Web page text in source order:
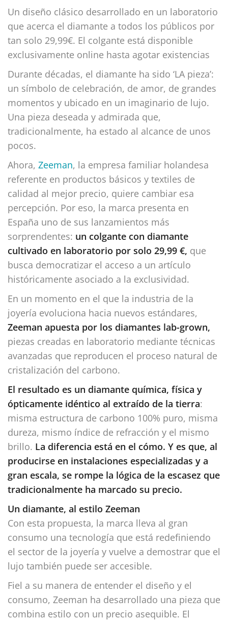
Un diseño clásico desarrollado en un laboratorio
que acerca el diamante a todos los públicos por
tan solo 29,99€. El colgante está disponible
exclusivamente online hasta agotar existencias
Durante décadas, el diamante ha sido ‘LA pieza’:
un símbolo de celebración, de amor, de grandes
momentos y ubicado en un imaginario de lujo.
Una pieza deseada y admirada que,
tradicionalmente, ha estado al alcance de unos
pocos.
Ahora, Zeeman, la empresa familiar holandesa
referente en productos básicos y textiles de
calidad al mejor precio, quiere cambiar esa
percepción. Por eso, la marca presenta en
España uno de sus lanzamientos más
sorprendentes: un colgante con diamante
cultivado en laboratorio por solo 29,99 €, que
busca democratizar el acceso a un artículo
históricamente asociado a la exclusividad.
En un momento en el que la industria de la
joyería evoluciona hacia nuevos estándares,
Zeeman apuesta por los diamantes lab-grown,
piezas creadas en laboratorio mediante técnicas
avanzadas que reproducen el proceso natural de
cristalización del carbono.
El resultado es un diamante química, física y
ópticamente idéntico al extraído de la tierra:
misma estructura de carbono 100% puro, misma
dureza, mismo índice de refracción y el mismo
brillo. La diferencia está en el cómo. Y es que, al
producirse en instalaciones especializadas y a
gran escala, se rompe la lógica de la escasez que
tradicionalmente ha marcado su precio.
Un diamante, al estilo Zeeman
Con esta propuesta, la marca lleva al gran
consumo una tecnología que está redefiniendo
el sector de la joyería y vuelve a demostrar que el
lujo también puede ser accesible.
Fiel a su manera de entender el diseño y el
consumo, Zeeman ha desarrollado una pieza que
combina estilo con un precio asequible. El